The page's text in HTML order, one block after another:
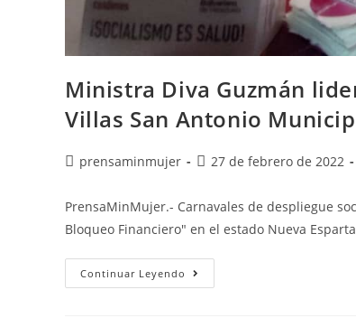
Ministra Diva Guzmán
Villas San Antonio
prensaminmujer 27 de febrero de 2022
PrensaMinMujer.- Carnavales de despliegue
Bloqueo Financiero" en el estado Nueva
Continuar Leyendo